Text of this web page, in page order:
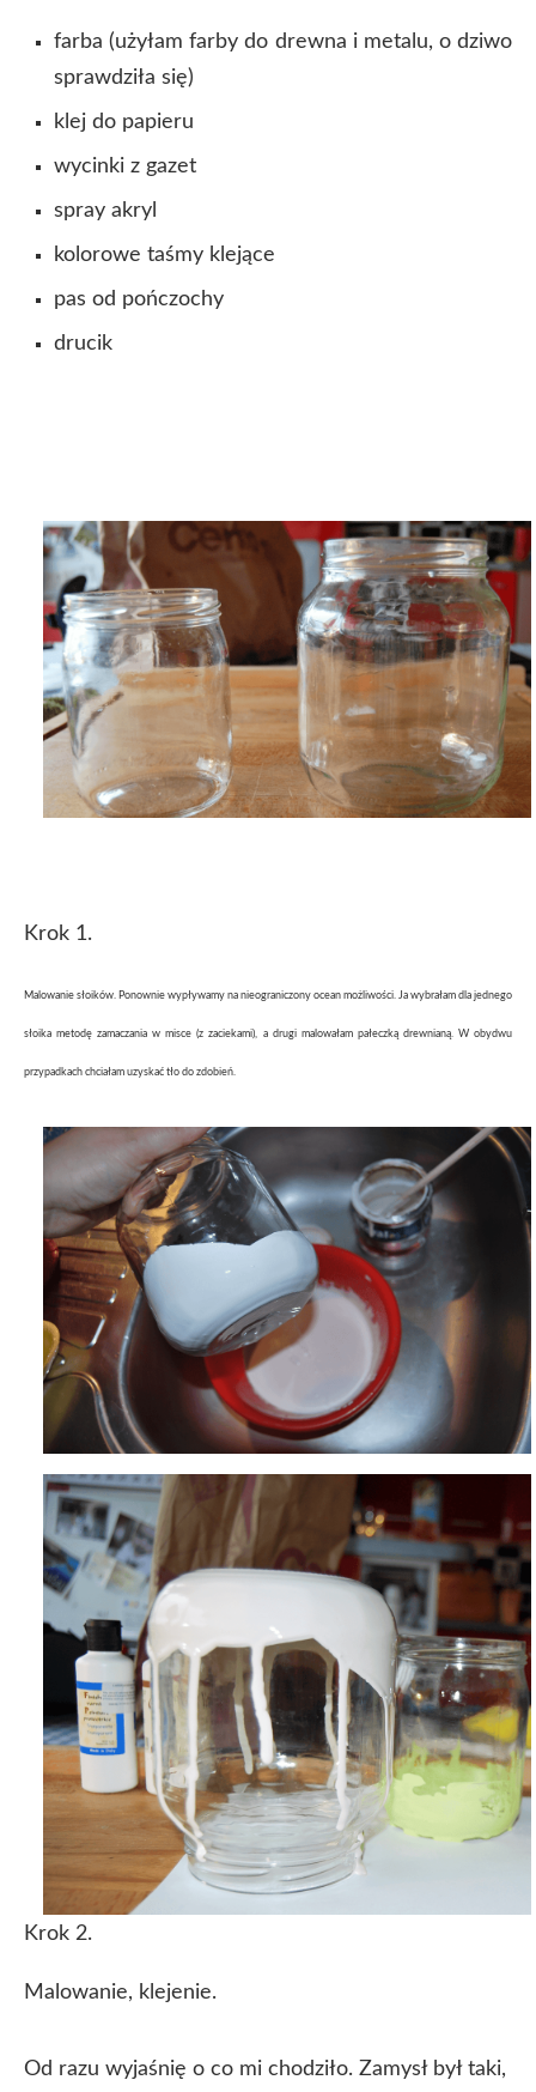
farba (użyłam farby do drewna i metalu, o dziwo
sprawdziła się)
klej do papieru
wycinki z gazet
spray akryl
kolorowe taśmy klejące
pas od pończochy
drucik
Krok 1.
Malowanie słoików. Ponownie wypływamy na nieograniczony ocean możliwości. Ja wybrałam dla jednego
słoika metodę zamaczania w misce (z zaciekami), a drugi malowałampałeczką drewnianą. W obydwu
przypadkach chciałam uzyskać tło do zdobień.
Krok 2.
Malowanie, klejenie.
Od razu wyjaśnię o co mi chodziło. Zamysł był taki,